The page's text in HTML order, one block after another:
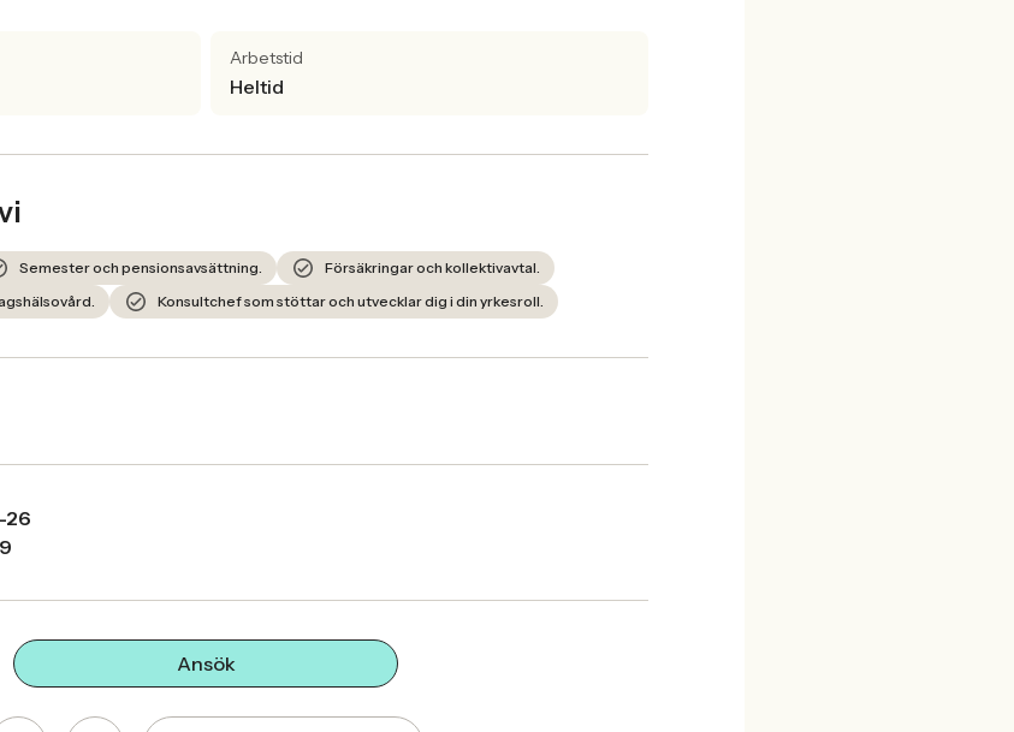
Arbetstid
Heltid
Semester och pensionsavsättning.
Försäkringar och kollektivavtal.
Konsultchef som stöttar och utvecklar dig i din yrkesroll.
26
Ansök